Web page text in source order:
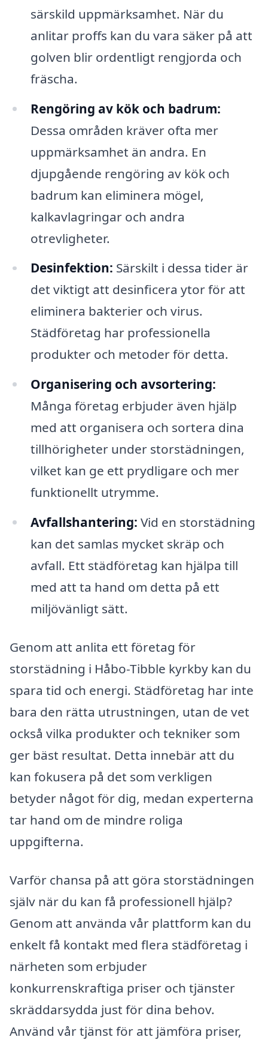
särskild uppmärksamhet. När du
anlitar proffs kan du vara säker på att
golven blir ordentligt rengjorda och
fräscha.
Rengöring av kök och badrum:
Dessa områden kräver ofta mer
uppmärksamhet än andra. En
djupgående rengöring av kök och
badrum kan eliminera mögel,
kalkavlagringar och andra
otrevligheter.
Desinfektion: Särskilt i dessa tider är
det viktigt att desinficera ytor för att
eliminera bakterier och virus.
Städföretag har professionella
produkter och metoder för detta.
Organisering och avsortering:
Många företag erbjuder även hjälp
med att organisera och sortera dina
tillhörigheter under storstädningen,
vilket kan ge ett prydligare och mer
funktionellt utrymme.
Avfallshantering: Vid en storstädning
kan det samlas mycket skräp och
avfall. Ett städföretag kan hjälpa till
med att ta hand om detta på ett
miljövänligt sätt.
Genom att anlita ett företag för
storstädning i Håbo-Tibble kyrkby kan du
spara tid och energi. Städföretag har inte
bara den rätta utrustningen, utan de vet
också vilka produkter och tekniker som
ger bäst resultat. Detta innebär att du
kan fokusera på det som verkligen
betyder något för dig, medan experterna
tar hand om de mindre roliga
uppgifterna.
Varför chansa på att göra storstädningen
själv när du kan få professionell hjälp?
Genom att använda vår plattform kan du
enkelt få kontakt med flera städföretag i
närheten som erbjuder
konkurrenskraftiga priser och tjänster
skräddarsydda just för dina behov.
Använd vår tjänst för att jämföra priser,